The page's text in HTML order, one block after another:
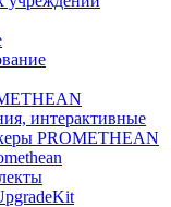
интерактивные
PROMETHEAN